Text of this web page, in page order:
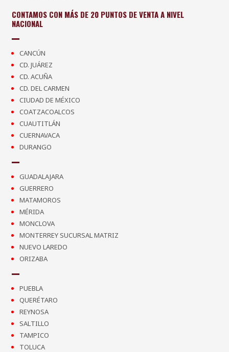
CONTAMOS CON MÁS DE 20 PUNTOS DE VENTA A NIVEL
NACIONAL
CANCÚN
CD. JUÁREZ
CD. ACUÑA
CD. DEL CARMEN
CIUDAD DE MÉXICO
COATZACOALCOS
CUAUTITLÁN
CUERNAVACA
DURANGO
GUADALAJARA
GUERRERO
MATAMOROS
MÉRIDA
MONCLOVA
MONTERREY SUCURSAL MATRIZ
NUEVO LAREDO
ORIZABA
PUEBLA
QUERÉTARO
REYNOSA
SALTILLO
TAMPICO
TOLUCA